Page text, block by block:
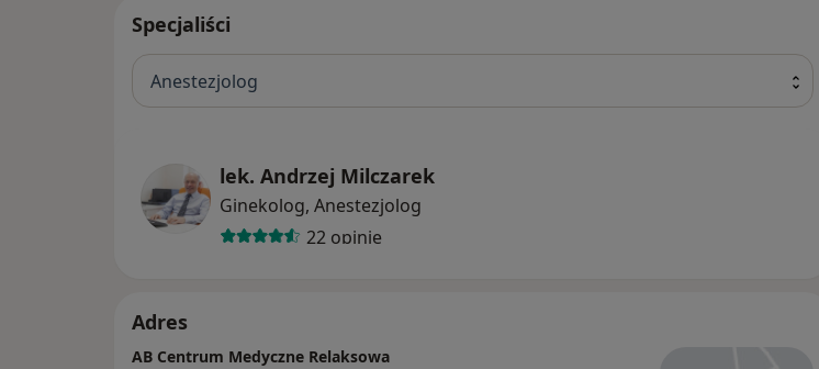
Specjaliści
Anestezjolog
lek. Andrzej Milczarek
Ginekolog, Anestezjolog
22 opinie
Adres
AB Centrum Medyczne Relaksowa